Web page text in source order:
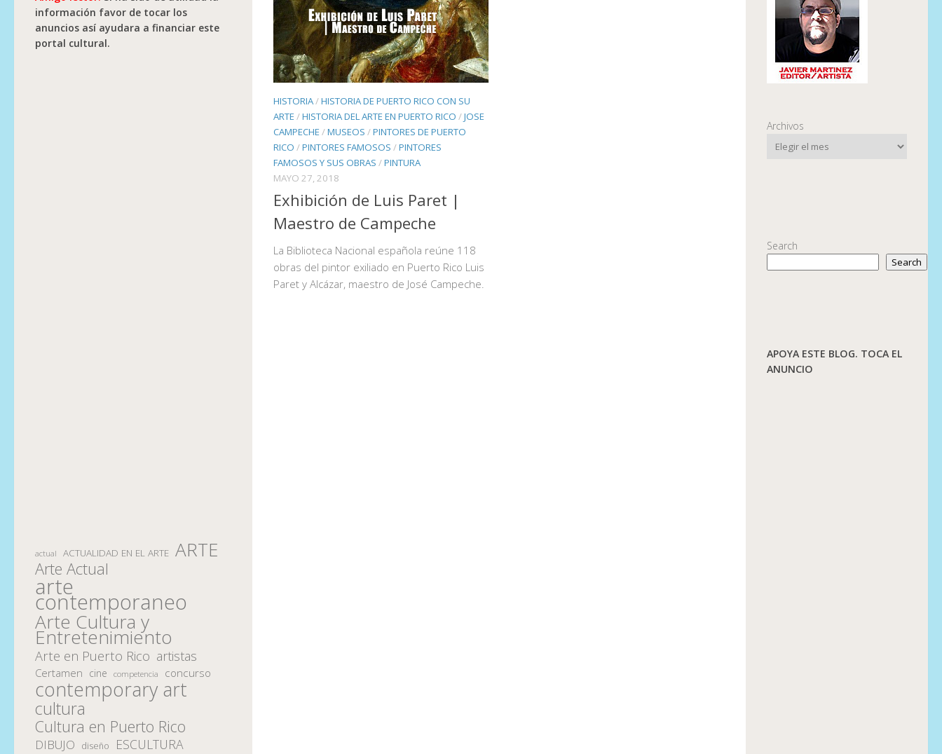
HISTORIA/HISTORIA DE PUERTO RICO CON SU
ARTE /HISTORIA DEL ARTE EN PUERTO RICO /JOSE
CAMPECHE /MUSEOS /PINTORES DE PUERTO
RICO /PINTORES FAMOSOS /PINTORES
FAMOSOS Y SUS OBRAS /PINTURA
MAYO 27, 2018
Exhibición de Luis Paret |
Maestro de Campeche
La Biblioteca Nacional española reúne 118
obras del pintor exiliado en Puerto Rico Luis
Paret y Alcázar, maestro de José Campeche.
información favor de tocar los
anuncios así ayudara a financiar este
portal cultural.
actual ACTUALIDAD EN EL ARTE ARTE
Arte Actual
arte
contemporaneo
Arte Cultura y
Entretenimiento
Arte en Puerto Rico artistas
Certamen cine competencia concurso
contemporary art
cultura
Cultura en Puerto Rico
DIBUJO diseño ESCULTURA
Archivos
Search
Search
APOYA ESTE BLOG. TOCA EL
ANUNCIO